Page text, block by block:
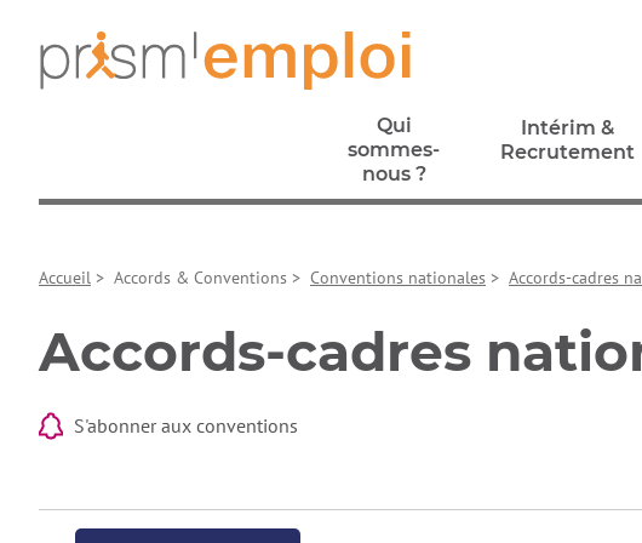
Prism’emploi, retour à l'accueil
Qui
sommes-
nous ?
sommes-
nous ?
Intérim &
Recrutement
Accueil > Accords & Conventions > Conventions nationales > Accords-cadres
Accords-cadres
S'abonner aux conventions